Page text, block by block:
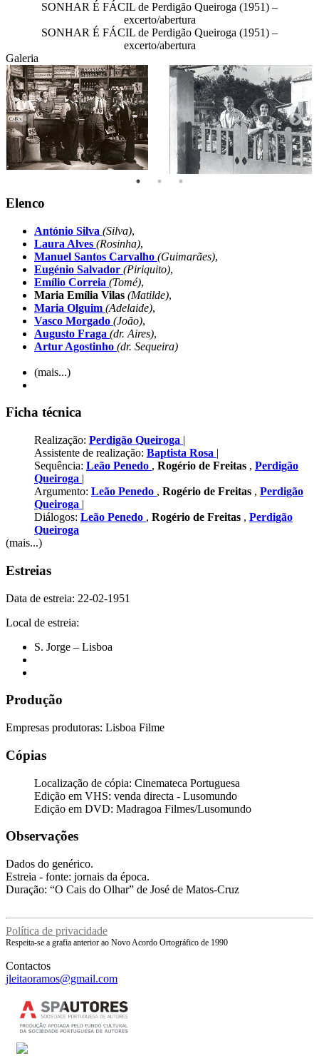
SONHAR É FÁCIL de Perdigão Queiroga (1951) –
excerto/abertura
SONHAR É FÁCIL de Perdigão Queiroga (1951) –
excerto/abertura
Galeria
Elenco
António Silva (Silva),
Laura Alves (Rosinha),
Manuel Santos Carvalho (Guimarães),
Eugénio Salvador (Piriquito),
Emílio Correia (Tomé),
Maria Emília Vilas (Matilde),
Maria Olguim (Adelaide),
Vasco Morgado (João),
Augusto Fraga (dr. Aires),
Artur Agostinho (dr. Sequeira)
(mais...)
Ficha técnica
Realização: Perdigão Queiroga |
Assistente de realização: Baptista Rosa |
Sequência: Leão Penedo , Rogério de Freitas , Perdigão
Queiroga |
Argumento: Leão Penedo , Rogério de Freitas , Perdigão
Queiroga |
Diálogos: Leão Penedo , Rogério de Freitas , Perdigão
Queiroga
(mais...)
Estreias
Data de estreia: 22-02-1951
Local de estreia:
S. Jorge – Lisboa
Produção
Empresas produtoras: Lisboa Filme
Cópias
Localização de cópia: Cinemateca Portuguesa
Edição em VHS: venda directa - Lusomundo
Edição em DVD: Madragoa Filmes/Lusomundo
Observações
Dados do genérico.
Estreia - fonte: jornais da época.
Duração: “O Cais do Olhar” de José de Matos-Cruz
Política de privacidade
Respeita-se a grafia anterior ao Novo Acordo Ortográfico de 1990
Contactos
jleitaoramos@gmail.com